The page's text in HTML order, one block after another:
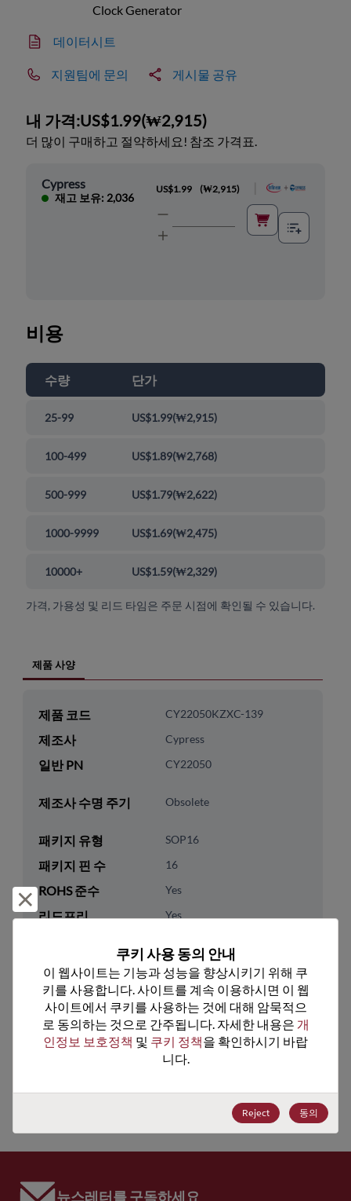
Clock Generator
데이터시트
지원팀에 문의 게시물 공유
내 가격:US$1.99(₩2,915)
더 많이 구매하고 절약하세요! 참조 가격표.
Cypress
재고 보유: 2,036
US$1.99 (₩2,915)
비용
수량 단가
25-99 US$1.99(₩2,915)
100-499 US$1.89(₩2,768)
500-999 US$1.79(₩2,622)
1000-9999 US$1.69(₩2,475)
10000+ US$1.59(₩2,329)
가격, 가용성 및 리드 타임은 주문 시점에 확인될 수 있습니다.
제품 사양
제품 코드 CY22050KZXC-139
제조사 Cypress
일반 PN CY22050
제조사 수명 주기 Obsolete
패키지 유형 SOP16
패키지 핀 수 16
ROHS 준수 Yes
리드프리 Yes
기술 카테고리 Analog & Mixed Signal
기술 하위 카테고리 Timing
기술 그룹 Clock Buffers & Drivers
8542.39.0060
ECCN EAR99
뉴스레터를 구독하세요
거부 및 닫기
쿠키 사용 동의 안내
이 웹사이트는 기능과 성능을 향상시키기 위해 쿠
키를 사용합니다. 사이트를 계속 이용하시면 이 웹
사이트에서 쿠키를 사용하는 것에 대해 암묵적으
로 동의하는 것으로 간주됩니다. 자세한 내용은 개
인정보 보호정책 및 쿠키 정책을 확인하시기 바랍
니다.
Reject 동의